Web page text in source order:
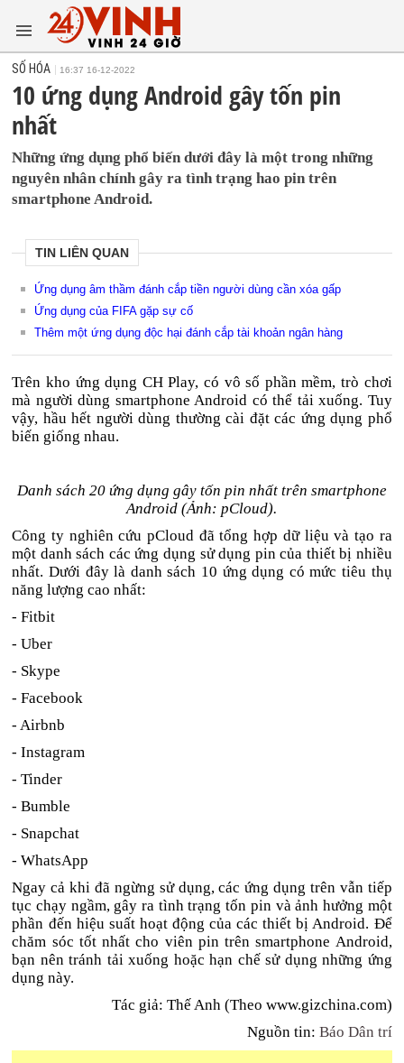
SỐ HÓA 16:37 16-12-2022
10 ứng dụng Android gây tốn pin
nhất
Những ứng dụng phổ biến dưới đây là một trong những
nguyên nhân chính gây ra tình trạng hao pin trên
smartphone Android.
TIN LIÊN QUAN
Ứng dụng âm thầm đánh cắp tiền người dùng cần xóa gấp
Ứng dụng của FIFA gặp sự cố
Thêm một ứng dụng độc hại đánh cắp tài khoản ngân hàng
Trên kho ứng dụng CH Play, có vô số phần mềm, trò chơi
mà người dùng smartphone Android có thể tải xuống. Tuy
vậy, hầu hết người dùng thường cài đặt các ứng dụng phổ
biến giống nhau.
Danh sách 20 ứng dụng gây tốn pin nhất trên smartphone
Android (Ảnh: pCloud).
Công ty nghiên cứu pCloud đã tổng hợp dữ liệu và tạo ra
một danh sách các ứng dụng sử dụng pin của thiết bị nhiều
nhất. Dưới đây là danh sách 10 ứng dụng có mức tiêu thụ
năng lượng cao nhất:
- Fitbit
- Uber
- Skype
- Facebook
- Airbnb
- Instagram
- Tinder
- Bumble
- Snapchat
- WhatsApp
Ngay cả khi đã ngừng sử dụng, các ứng dụng trên vẫn tiếp
tục chạy ngầm, gây ra tình trạng tốn pin và ảnh hưởng một
phần đến hiệu suất hoạt động của các thiết bị Android. Để
chăm sóc tốt nhất cho viên pin trên smartphone Android,
bạn nên tránh tải xuống hoặc hạn chế sử dụng những ứng
dụng này.
Tác giả: Thế Anh (Theo www.gizchina.com)
Nguồn tin: Báo Dân trí